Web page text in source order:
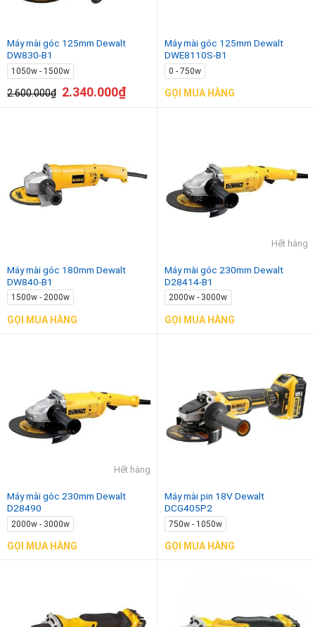
Máy mài góc 125mm Dewalt
DW830-B1
1050w - 1500w
2.600.000₫ 2.340.000₫
Máy mài góc 125mm Dewalt
DWE8110S-B1
0 - 750w
GỌI MUA HÀNG
Máy mài góc 180mm Dewalt
DW840-B1
1500w - 2000w
GỌI MUA HÀNG
Hết hàng
Máy mài góc 230mm Dewalt
D28414-B1
2000w - 3000w
GỌI MUA HÀNG
Hết hàng
Máy mài góc 230mm Dewalt
D28490
2000w - 3000w
GỌI MUA HÀNG
Máy mài pin 18V Dewalt
DCG405P2
750w - 1050w
GỌI MUA HÀNG